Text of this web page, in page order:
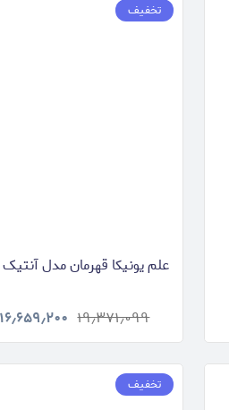
تخفیف
علم یونیکا قهرمان مدل
۱۹٫۳۷۱٫۰۹۹ ۱۶٫۶۵۹٫۲۰۰
تخفیف